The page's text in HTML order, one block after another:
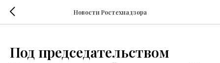
Новости Ростехнадзора
Под председательством